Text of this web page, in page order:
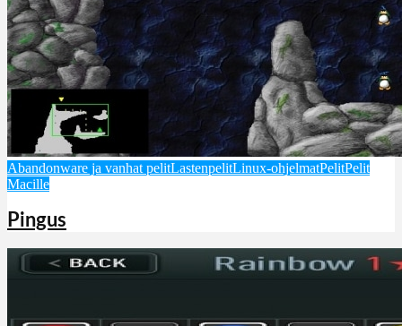
Abandonware ja vanhat pelitLastenpelitLinux-ohjelmatPelitPelit
Macille
Pingus